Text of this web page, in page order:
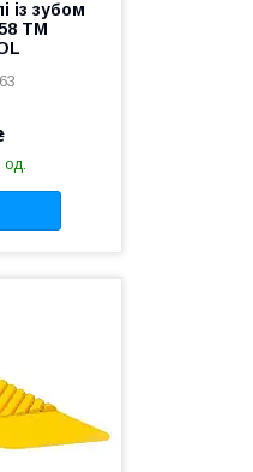
із зубом
ТМ
од.